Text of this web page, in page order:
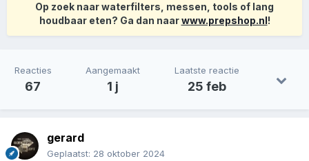
Op zoek naar waterfilters, messen, tools of lang
houdbaar eten? Ga dan naarwww.prepshop.nl!
Reacties
67
Aangemaakt
1 j
Laatste reactie
25 feb
gerard
Geplaatst: 28 oktober 2024